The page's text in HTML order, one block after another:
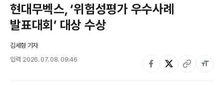
현대무벡스, ‘위험성평가 우수사례
발표대회’ 대상 수상
김세형 기자
입력 2026. 07. 08. 09:46